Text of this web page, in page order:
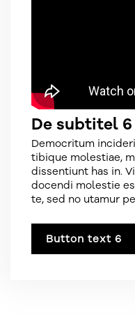
De subtitel
Democritum
tibique molestiae,
dissentiunt has in.
docendi molestie
te, sed no utamur
Button text 6